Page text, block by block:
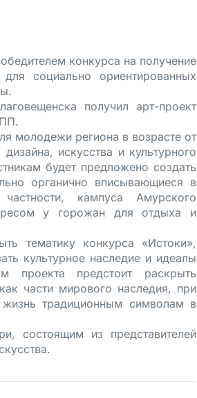
конкурса на получение
социально ориентированных
получил арт-проект
молодежи региона в возрасте от
искусства и культурного
будет предложено создать
органично вписывающиеся в
кампуса Амурского
у горожан для отдыха и
тематику конкурса «Истоки»,
культурное наследие и идеалы
проекта предстоит раскрыть
части мирового наследия, при
традиционным символам в
состоящим из представителей